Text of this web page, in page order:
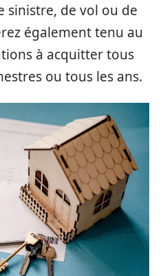
sinistre, de vol ou de
également tenu au
à acquitter tous
ou tous les ans.